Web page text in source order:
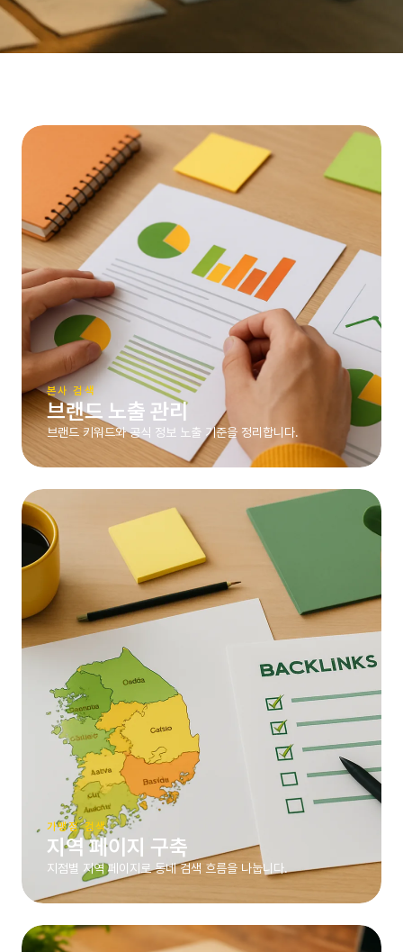
본사 검색
브랜드 노출 관리
브랜드 키워드와 공식 정보 노출 기준을 정리합니다.
가맹점 검색
지역 페이지 구축
지점별 지역 페이지로 동네 검색 흐름을 나눕니다.